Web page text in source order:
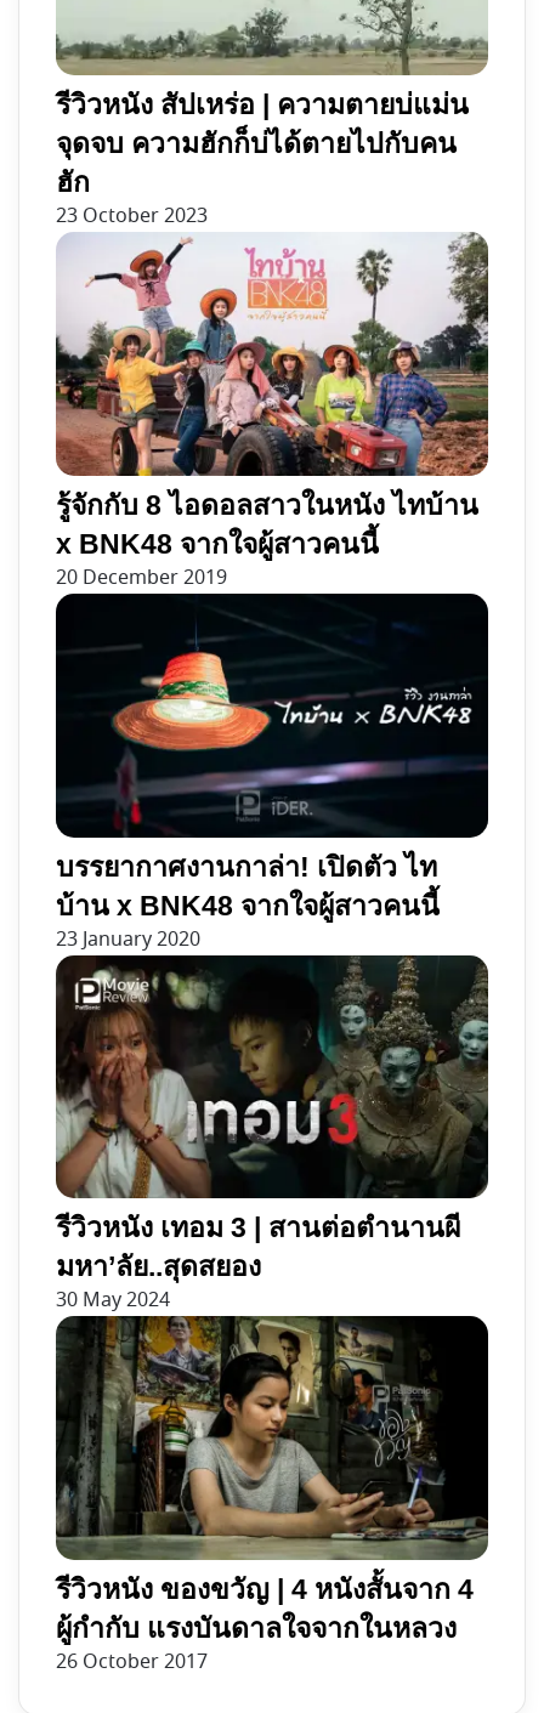
รีวิวหนัง สัปเหร่อ | ความตายบ่แม่น
จุดจบ ความฮักก็บ่ได้ตายไปกับคน
ฮัก
23 October 2023
รู้จักกับ 8 ไอดอลสาวในหนัง ไทบ้าน
x BNK48 จากใจผู้สาวคนนี้
20 December 2019
บรรยากาศงานกาล่า! เปิดตัว ไท
บ้าน x BNK48 จากใจผู้สาวคนนี้
23 January 2020
รีวิวหนัง เทอม 3 | สานต่อตำนานผี
มหา’ลัย..สุดสยอง
30 May 2024
รีวิวหนัง ของขวัญ | 4 หนังสั้นจาก 4
ผู้กำกับ แรงบันดาลใจจากในหลวง
26 October 2017